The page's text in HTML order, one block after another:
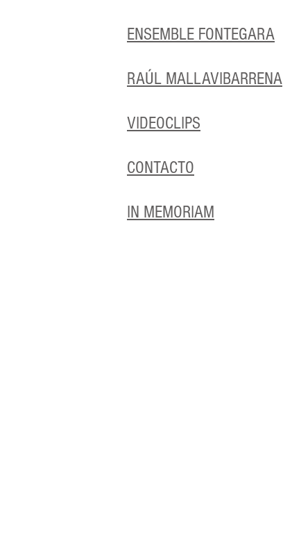
ENSEMBLE FONTEGARA
RAÚL MALLAVIBARRENA
VIDEOCLIPS
CONTACTO
IN MEMORIAM